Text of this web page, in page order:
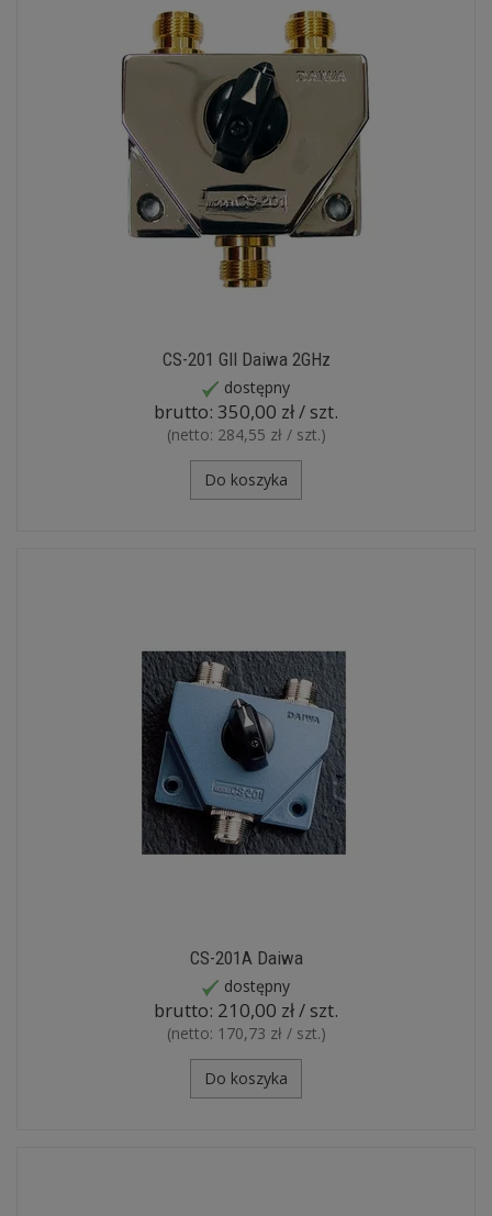
CS-201 GII Daiwa 2GHz
dostępny
brutto: 350,00 zł / szt.
(netto: 284,55 zł / szt.)
Do koszyka
CS-201A Daiwa
dostępny
brutto: 210,00 zł / szt.
(netto: 170,73 zł / szt.)
Do koszyka